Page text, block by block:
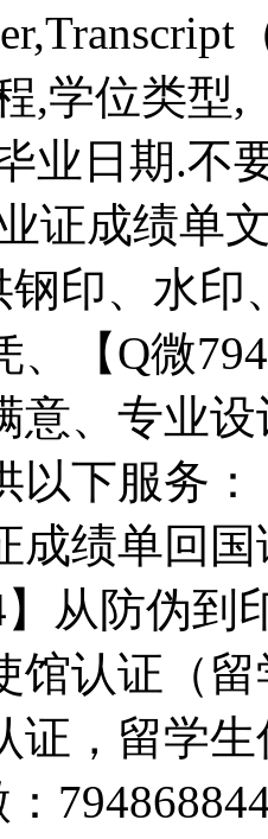
,学位类型,
业日期.不
证成绩单
印、水印
、【Q微
意、专业
以下服务：
成绩单回
】从防伪
馆认证（
证，留学生